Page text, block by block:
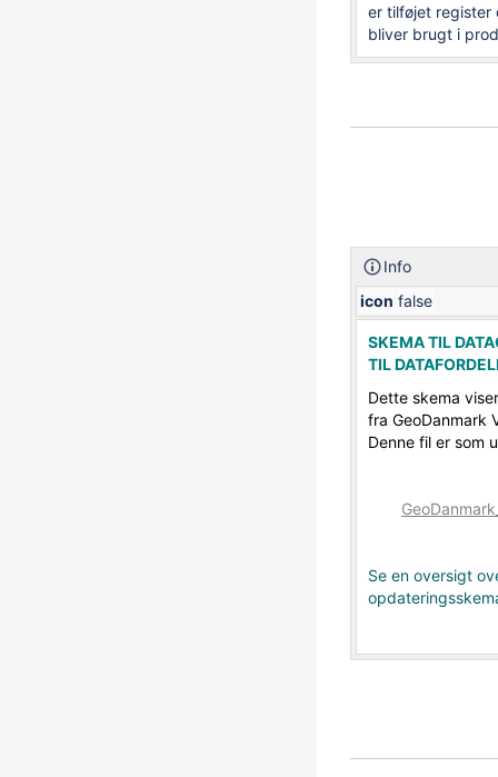
er tilføjet register
bliver brugt i
Info
icon false
SKEMA TIL
TIL
Dette skema
fra GeoDanmark
Denne fil er som
Se en oversigt